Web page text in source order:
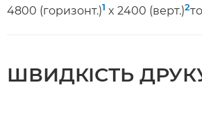
4800 (горизонт.)1 x 2400 (верт.)2
ШВИДКІСТЬ